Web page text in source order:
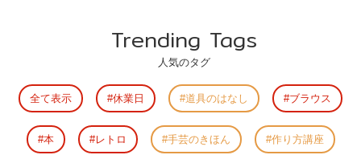
Trending Tags
人気のタグ
全て表示 休業日 道具のはなし ブラウス
本 レトロ 手芸のきほん 作り方講座